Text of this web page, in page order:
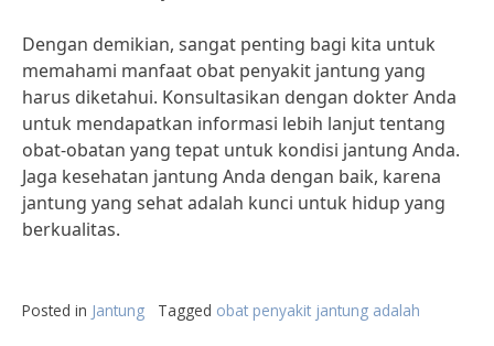
Dengan demikian, sangat penting bagi kita untuk
memahami manfaat obat penyakit jantung yang
harus diketahui. Konsultasikan dengan dokter Anda
untuk mendapatkan informasi lebih lanjut tentang
obat-obatan yang tepat untuk kondisi jantung Anda.
Jaga kesehatan jantung Anda dengan baik, karena
jantung yang sehat adalah kunci untuk hidup yang
berkualitas.
Posted in Jantung Tagged obat penyakit jantung adalah